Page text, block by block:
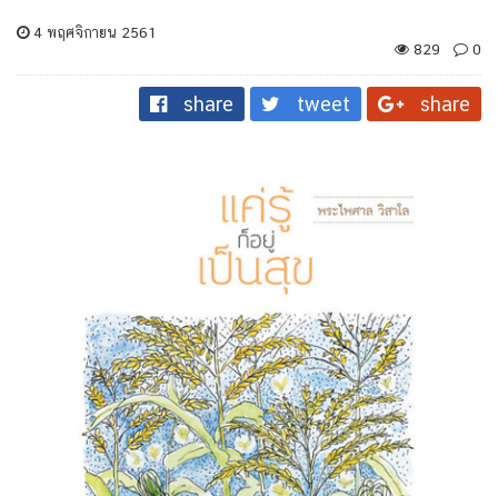
4 พฤศจิกายน 2561
829
0
share tweet share